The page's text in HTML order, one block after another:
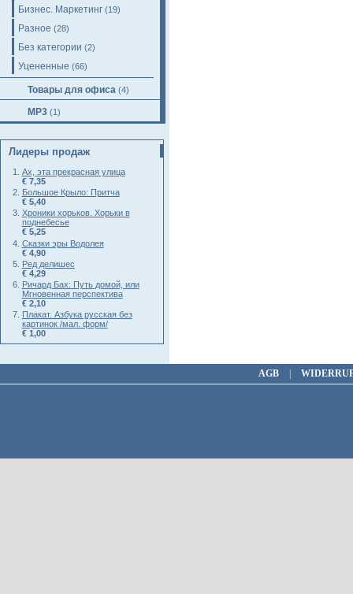
Бизнес. Маркетинг (19)
Разное (28)
Без категории (2)
Уцененные (66)
Товары для офиса (4)
MP3 (1)
Лидеры продаж
Ах, эта прекрасная улица
€ 7,35
Большое Крыло: Притча
€ 5,40
Хроники хорьков. Хорьки в
поднебесье
€ 5,25
Сказки эры Водолея
€ 4,90
Ред делишес
€ 4,29
Ричард Бах: Путь домой, или
Мгновенная перспектива
€ 2,10
Плакат. Азбука русская без
картинок /мал. форм/
€ 1,00
AGB